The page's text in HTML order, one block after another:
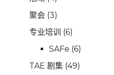
聚会(3)
专业培训 (6)
SAFe (6)
TAE 剧集(49)